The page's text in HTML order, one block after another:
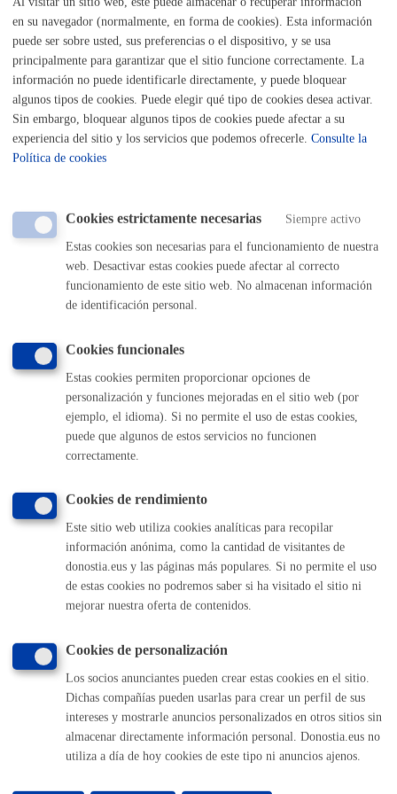
Listado completo de Trámites
Mercados y Ferias
Solicitud de puesto en el Mercado de segunda mano:
Donostiatruk
TELÉFONO
MÁQUINA
Volver al índice Volver atrás
Comunícate con el Ayuntamiento de Donostia / San
Sebastián
(gratuito desde Donostia / San Sebastián)
(+34) 943 481 000
Informar de un error en la web
Enlaces útiles
Ofertas de empleo
Perfil del contratante
Mapas - GeoDonostia
Sala de prensa
Mapa web
Otras páginas web corporativas
en su navegador (normalmente, en forma de cookies). Esta información
puede ser sobre usted, sus preferencias o el dispositivo, y se usa
principalmente para garantizar que el sitio funcione correctamente. La
información no puede identificarle directamente, y puede bloquear
algunos tipos de cookies. Puede elegir qué tipo de cookies desea activar.
Sin embargo, bloquear algunos tipos de cookies puede afectar a su
experiencia del sitio y los servicios que podemos ofrecerle. Consulte la
Política de cookies
Cookies estrictamente necesarias Siempre activo
Estas cookies son necesarias para el funcionamiento de nuestra
web. Desactivar estas cookies puede afectar al correcto
funcionamiento de este sitio web. No almacenan información
de identificación personal.
Cookies funcionales
Estas cookies permiten proporcionar opciones de
personalización y funciones mejoradas en el sitio web (por
ejemplo, el idioma). Si no permite el uso de estas cookies,
puede que algunos de estos servicios no funcionen
correctamente.
Cookies de rendimiento
Este sitio web utiliza cookies analíticas para recopilar
información anónima, como la cantidad de visitantes de
donostia.eus y las páginas más populares. Si no permite el uso
de estas cookies no podremos saber si ha visitado el sitio ni
mejorar nuestra oferta de contenidos.
Cookies de personalización
Los socios anunciantes pueden crear estas cookies en el sitio.
Dichas compañías pueden usarlas para crear un perfil de sus
intereses y mostrarle anuncios personalizados en otros sitios sin
almacenar directamente información personal. Donostia.eus no
utiliza a día de hoy cookies de este tipo ni anuncios ajenos.